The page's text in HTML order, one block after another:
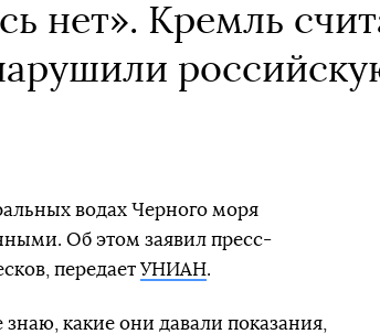
нет». Кремль
водах Черного моря
Об этом заявил пресс-
передает УНИАН.
какие они давали показания,